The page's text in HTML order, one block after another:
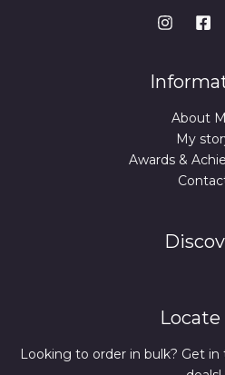
About
My
Awards &
Locate
Looking to order in bulk? Get